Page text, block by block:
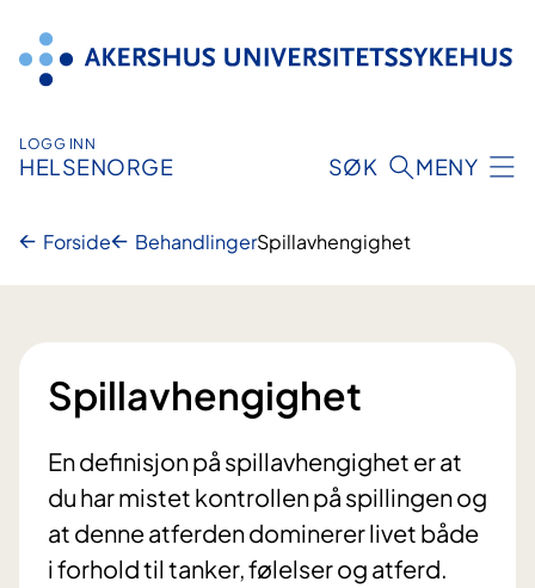
innhold
LOGG INN
HELSENORGE SØK MENY
Forside BehandlingerSpillavhengighet
Spillavhengighet
En definisjon på spillavhengighet er at
du har mistet kontrollen på spillingen og
at denne atferden dominerer livet både
i forhold til tanker, følelser og atferd.